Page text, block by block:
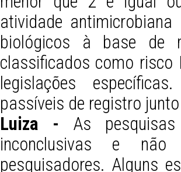
atividade
biológicos à base de
classificados como
legislações
passíveis de registro
Luiza - As
inconclusivas e
pesquisadores. Alguns